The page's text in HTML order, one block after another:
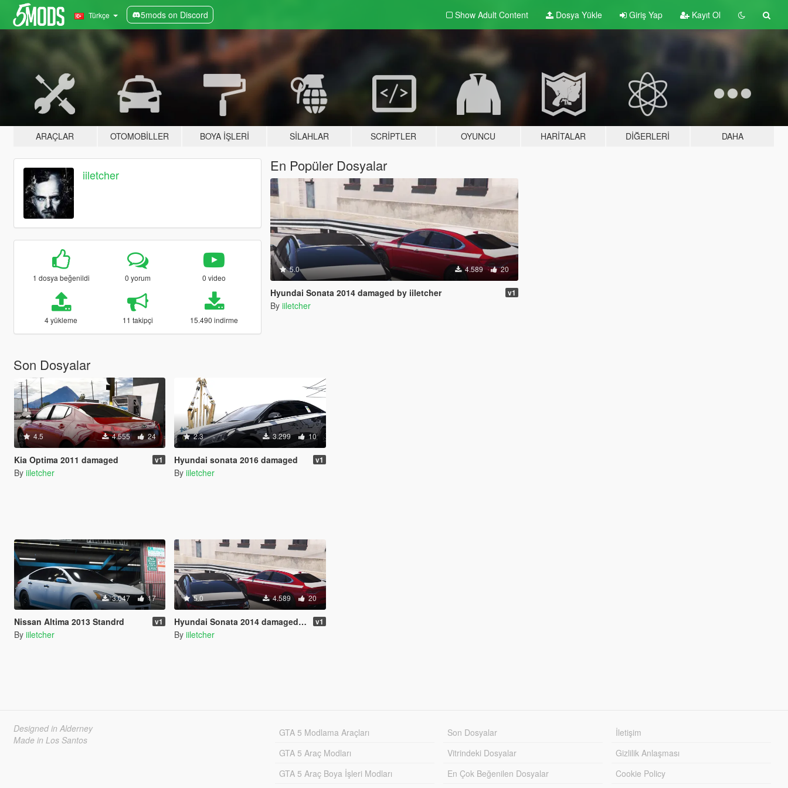
Türkçe 5mods on Discord Show Adult Content Dosya Yükle Giriş Yap Kayıt Ol
ARAÇLAR OTOMOBILLER BOYA İŞLERI SILAHLAR SCRIPTLER OYUNCU HARITALAR DIĞERLERI DAHA
iiletcher
1 dosya beğenildi 0 yorum 0 video
4 yükleme 11 takipçi 15.490 indirme
En Popüler Dosyalar
5.0 4.589 20
Hyundai Sonata 2014 damaged by iiletcher v1
By iiletcher
Son Dosyalar
4.5 4.555 24
Kia Optima 2011 damaged v1
By iiletcher
2.3 3.299 10
Hyundai sonata 2016 damaged v1
By iiletcher
3.047 17
Nissan Altima 2013 Standrd v1
By iiletcher
5.0 4.589 20
Hyundai Sonata 2014 damaged by iiletcher v1
By iiletcher
Designed in Alderney
Made in Los Santos
GTA 5 Modlama Araçları
GTA 5 Araç Modları
GTA 5 Araç Boya İşleri Modları
Son Dosyalar
Vitrindeki Dosyalar
En Çok Beğenilen Dosyalar
İletişim
Gizlilik Anlaşması
Cookie Policy